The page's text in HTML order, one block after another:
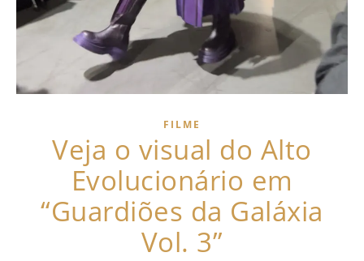
FILME
Veja o visual do Alto
Evolucionário em
“Guardiões da Galáxia
Vol. 3”